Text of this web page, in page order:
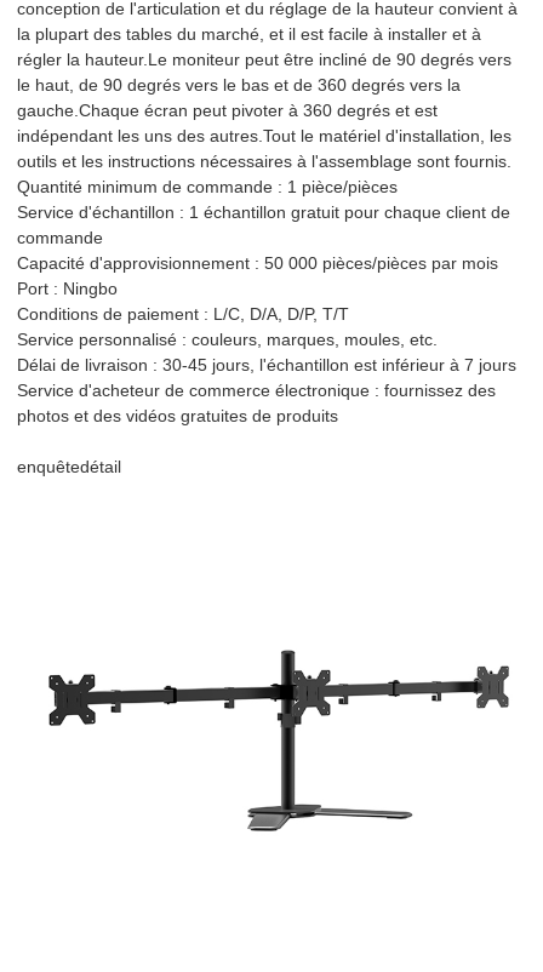
conception de l'articulation et du réglage de la hauteur convient à
la plupart des tables du marché, et il est facile à installer et à
régler la hauteur.Le moniteur peut être incliné de 90 degrés vers
le haut, de 90 degrés vers le bas et de 360 ​​degrés vers la
gauche.Chaque écran peut pivoter à 360 degrés et est
indépendant les uns des autres.Tout le matériel d'installation, les
outils et les instructions nécessaires à l'assemblage sont fournis.
Quantité minimum de commande : 1 pièce/pièces
Service d'échantillon : 1 échantillon gratuit pour chaque client de
commande
Capacité d'approvisionnement : 50 000 pièces/pièces par mois
Port : Ningbo
Conditions de paiement : L/C, D/A, D/P, T/T
Service personnalisé : couleurs, marques, moules, etc.
Délai de livraison : 30-45 jours, l'échantillon est inférieur à 7 jours
Service d'acheteur de commerce électronique : fournissez des
photos et des vidéos gratuites de produits
enquêtedétail